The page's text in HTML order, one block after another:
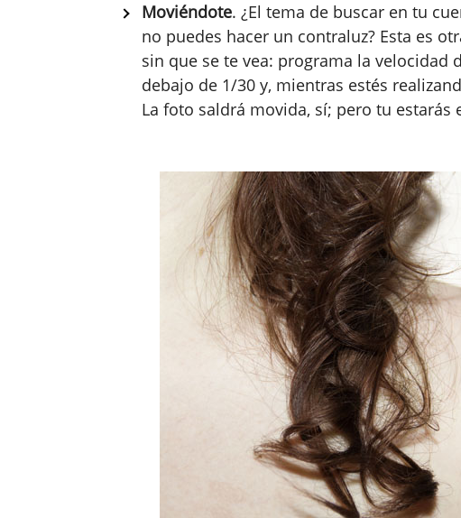
Moviéndote. ¿El tema de buscar en tu
no puedes hacer un contraluz? Esta es
sin que se te vea: programa la velocidad
debajo de 1/30 y, mientras estés
La foto saldrá movida, sí; pero tu estarás